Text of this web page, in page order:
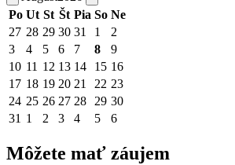
Po Ut St Št Pia So Ne
27 28 29 30 31 1
2
3
4 5 6 7 8
9
10 11 12 13 14 15 16
17 18 19 20 21 22 23
24 25 26 27 28 29 30
31 1 2 3 4 5 6
Môžete mať záujem